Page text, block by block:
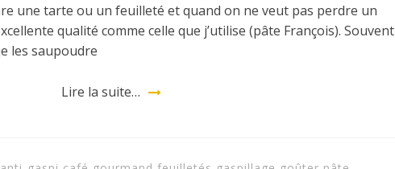
une tarte ou un feuilleté et quand on ne veut pas perdre un
qualité comme celle que j’utilise (pâte François). Souvent
les saupoudre
Lire la suite…